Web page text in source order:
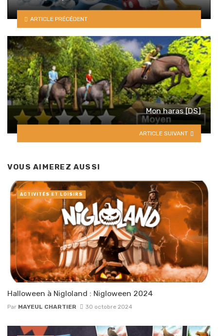
ARTICLE PRÉCÉDENT
Mon haras [DS]
ARTICLE SUIVANT
VOUS AIMEREZ AUSSI
Halloween à Nigloland : Nigloween 2024
Par MAYEUL CHARTIER 30 octobre 2024
ACTIVITÉS ET LOISIRS